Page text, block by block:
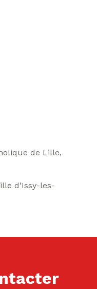
de Lille,
d’Issy-les-